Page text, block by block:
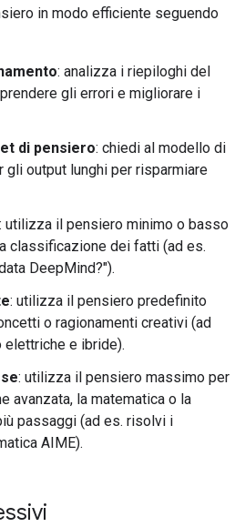
in modo efficiente seguendo
: analizza i riepiloghi del
gli errori e migliorare i
di pensiero: chiedi al modello di
gli output lunghi per risparmiare
: utilizza il pensiero minimo o basso
classificazione dei fatti (ad es.
DeepMind?").
: utilizza il pensiero predefinito
o ragionamenti creativi (ad
elettriche e ibride).
: utilizza il pensiero massimo per
avanzata, la matematica o la
passaggi (ad es. risolvi i
AIME).